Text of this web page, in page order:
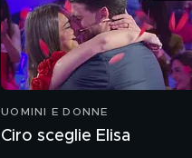
UOMINI E DONNE
Ciro sceglie Elisa